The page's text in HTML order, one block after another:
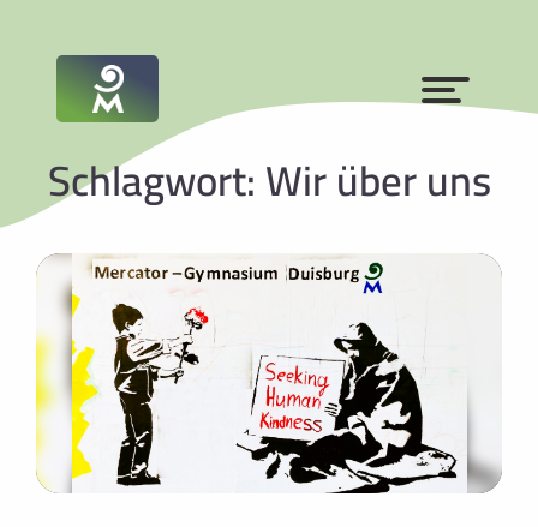
Schlagwort: Wir über uns